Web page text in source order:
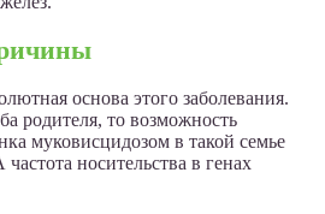
основа этого заболевания.
родителя, то возможность
муковисцидозом в такой семье
носительства в генах